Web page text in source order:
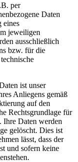
per
Daten
eines
jeweiligen
ausschließlich
bzw. für die
ist unser
Anliegens gemäß
auf den
Rechtsgrundlage für
Daten werden
gelöscht. Dies ist
lässt, dass der
und sofern keine